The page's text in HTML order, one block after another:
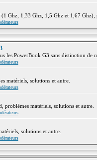
Ghz, 1,33 Ghz, 1,5 Ghz et 1,67 Ghz),
les PowerBook G3 sans distinction de
matériels, solutions et autre.
problèmes matériels, solutions et autre.
solutions et autre.